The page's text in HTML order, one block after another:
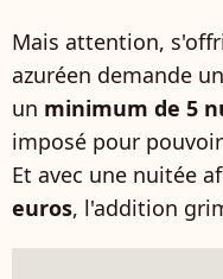
Mais attention,
azuréen demande
un minimum de 5
imposé pour
Et avec une nuitée
euros, l'addition